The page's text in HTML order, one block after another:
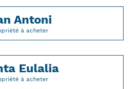
Antoni
à acheter
Eulalia
à acheter